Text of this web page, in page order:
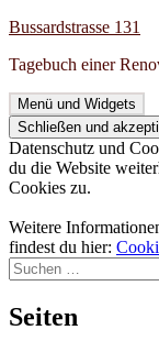
Zum
springen
Bussardstrasse 131
Tagebuch einer
Menü und Widgets
Datenschutz und
du die Website
Cookies zu.
Weitere
findest du hier:
Suchen
nach:
Seiten